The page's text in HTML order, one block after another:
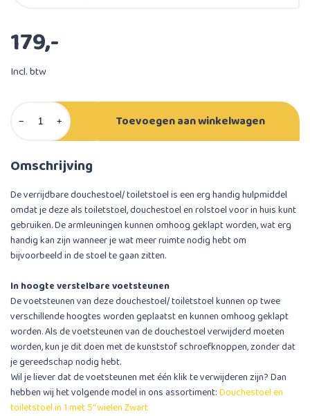
179,-
Incl. btw
− + Toevoegen aan winkelwagen
Omschrijving
De verrijdbare douchestoel/ toiletstoel is een erg handig hulpmiddel
omdat je deze als toiletstoel, douchestoel en rolstoel voor in huis kunt
gebruiken. De armleuningen kunnen omhoog geklapt worden, wat erg
handig kan zijn wanneer je wat meer ruimte nodig hebt om
bijvoorbeeld in de stoel te gaan zitten.
In hoogte verstelbare voetsteunen
De voetsteunen van deze douchestoel/ toiletstoel kunnen op twee
verschillende hoogtes worden geplaatst en kunnen omhoog geklapt
worden. Als de voetsteunen van de douchestoel verwijderd moeten
worden, kun je dit doen met de kunststof schroefknoppen, zonder dat
je gereedschap nodig hebt.
Wil je liever dat de voetsteunen met één klik te verwijderen zijn? Dan
hebben wij het volgende model in ons assortiment:Douchestoel en
toiletstoel in 1 met 5'' wielen Zwart